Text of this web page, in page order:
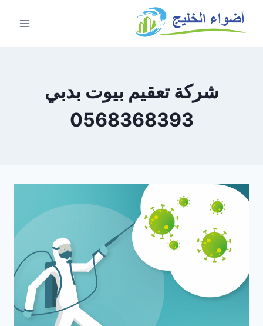
شركة تعقيم بيوت بدبي
0568368393